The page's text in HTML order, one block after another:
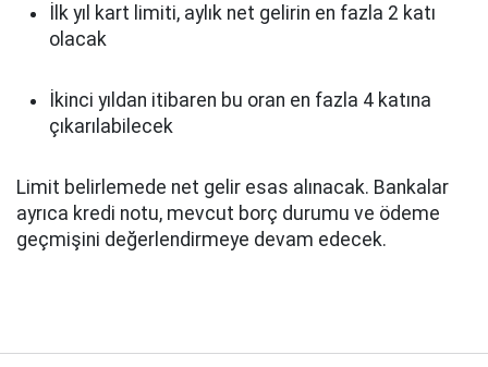
İlk yıl kart limiti, aylık net gelirin en fazla 2 katı
olacak
İkinci yıldan itibaren bu oran en fazla 4 katına
çıkarılabilecek
Limit belirlemede net gelir esas alınacak. Bankalar
ayrıca kredi notu, mevcut borç durumu ve ödeme
geçmişini değerlendirmeye devam edecek.